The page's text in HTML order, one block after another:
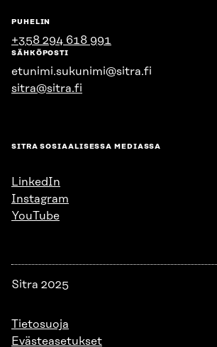
PUHELIN
+358 294 618 991
SÄHKÖPOSTI
etunimi.sukunimi@sitra.fi
sitra@sitra.fi
SITRA SOSIAALISESSA MEDIASSA
LinkedIn
Instagram
YouTube
Sitra 2025
Tietosuoja
Evästeasetukset